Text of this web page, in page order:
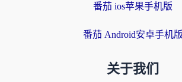
番茄 ios苹果手机版
番茄 Android安卓手机版
关于我们